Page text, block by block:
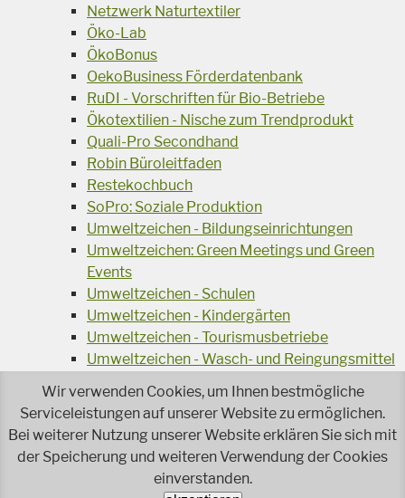
Netzwerk Naturtextiler
Öko-Lab
ÖkoBonus
OekoBusiness Förderdatenbank
RuDI - Vorschriften für Bio-Betriebe
Ökotextilien - Nische zum Trendprodukt
Quali-Pro Secondhand
Robin Büroleitfaden
Restekochbuch
SoPro: Soziale Produktion
Umweltzeichen - Bildungseinrichtungen
Umweltzeichen: Green Meetings und Green
Events
Umweltzeichen - Schulen
Umweltzeichen - Kindergärten
Umweltzeichen - Tourismusbetriebe
Umweltzeichen - Wasch- und Reingungsmittel
Veranstaltungsreihe Ressourcen-Effizienz
Wiederverwendung von Elektroaltgeräten
Wasser - das Businessgetränk
Wohnprojekt Parcours
Jetzt faire und ökologische Mode kaufen!
Wir verwenden Cookies, um Ihnen bestmögliche
Serviceleistungen auf unserer Website zu ermöglichen.
Bei weiterer Nutzung unserer Website erklären Sie sich mit
der Speicherung und weiteren Verwendung der Cookies
einverstanden.